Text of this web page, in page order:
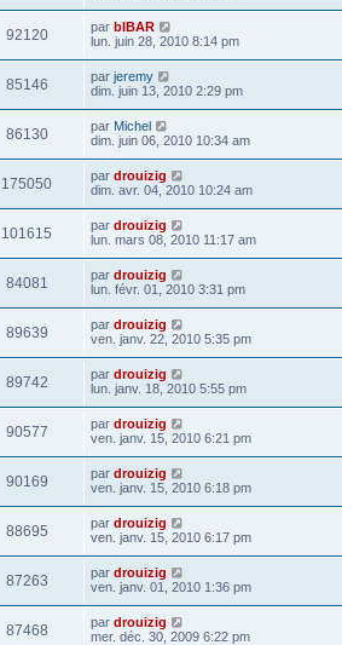
92120 par bIBAR
lun. juin 28, 2010 8:14 pm
85146 par jeremy
dim. juin 13, 2010 2:29 pm
86130 par Michel
dim. juin 06, 2010 10:34 am
175050 par drouizig
dim. avr. 04, 2010 10:24 am
101615 par drouizig
lun. mars 08, 2010 11:17 am
84081 par drouizig
lun. févr. 01, 2010 3:31 pm
89639 par drouizig
ven. janv. 22, 2010 5:35 pm
89742 par drouizig
lun. janv. 18, 2010 5:55 pm
90577 par drouizig
ven. janv. 15, 2010 6:21 pm
90169 par drouizig
ven. janv. 15, 2010 6:18 pm
88695 par drouizig
ven. janv. 15, 2010 6:17 pm
87263 par drouizig
ven. janv. 01, 2010 1:36 pm
87468 par drouizig
mer. déc. 30, 2009 6:22 pm